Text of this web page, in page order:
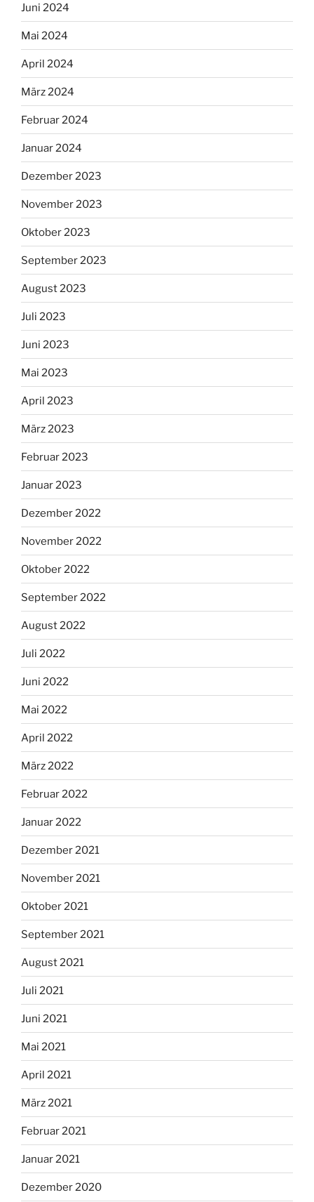
Juni 2024
Mai 2024
April 2024
März 2024
Februar 2024
Januar 2024
Dezember 2023
November 2023
Oktober 2023
September 2023
August 2023
Juli 2023
Juni 2023
Mai 2023
April 2023
März 2023
Februar 2023
Januar 2023
Dezember 2022
November 2022
Oktober 2022
September 2022
August 2022
Juli 2022
Juni 2022
Mai 2022
April 2022
März 2022
Februar 2022
Januar 2022
Dezember 2021
November 2021
Oktober 2021
September 2021
August 2021
Juli 2021
Juni 2021
Mai 2021
April 2021
März 2021
Februar 2021
Januar 2021
Dezember 2020